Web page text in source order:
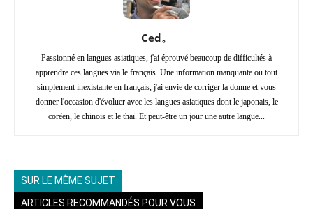
Ced。
Passionné en langues asiatiques, j'ai éprouvé beaucoup de difficultés à
apprendre ces langues via le français. Une information manquante ou tout
simplement inexistante en français, j'ai envie de corriger la donne et vous
donner l'occasion d'évoluer avec les langues asiatiques dont le japonais, le
coréen, le chinois et le thaï. Et peut-être un jour une autre langue...
SUR LE MÊME SUJET
ARTICLES RECOMMANDÉS POUR VOUS